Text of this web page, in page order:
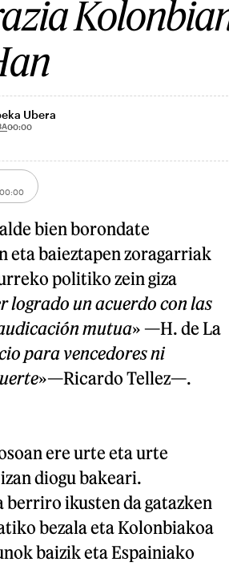
Ubera
00:00
bien borondate
eta baieztapen zoragarriak
politiko zein giza
logrado un acuerdo con las
mutua» —H. de La
para vencedores ni
»—Ricardo Tellez—.
ere urte eta urte
diogu bakeari.
ikusten da gatazken
bezala eta Kolonbiakoa
baizik eta Espainiako